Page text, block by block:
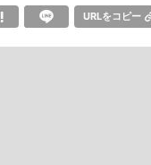
URLをコピー